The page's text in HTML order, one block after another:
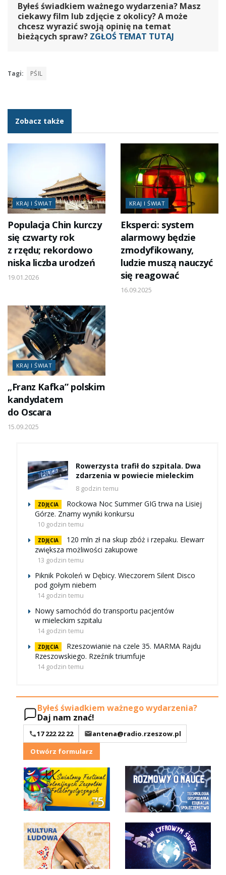
Byłeś świadkiem ważnego wydarzenia? Masz
ciekawy film lub zdjęcie z okolicy? A może
chcesz wyrazić swoją opinię na temat
bieżących spraw? ZGŁOŚ TEMAT TUTAJ
Tagi: PŚIL
Zobacz także
KRAJ I ŚWIAT
Populacja Chin kurczy
się czwarty rok
z rzędu; rekordowo
niska liczba urodzeń
19.01.2026
KRAJ I ŚWIAT
Eksperci: system
alarmowy będzie
zmodyfikowany,
ludzie muszą nauczyć
się reagować
16.09.2025
KRAJ I ŚWIAT
„Franz Kafka” polskim
kandydatem
do Oscara
15.09.2025
Rowerzysta trafił do szpitala. Dwa
zdarzenia w powiecie mieleckim
8 godzin temu
ZDJĘCIA
Rockowa Noc Summer GIG trwa na Lisiej
Górze. Znamy wyniki konkursu
10 godzin temu
ZDJĘCIA
120 mln zł na skup zbóż i rzepaku. Elewarr
zwiększa możliwości zakupowe
13 godzin temu
Piknik Pokoleń w Dębicy. Wieczorem Silent Disco
pod gołym niebem
14 godzin temu
Nowy samochód do transportu pacjentów
w mieleckim szpitalu
14 godzin temu
ZDJĘCIA
Rzeszowianie na czele 35. MARMA Rajdu
Rzeszowskiego. Rzeźnik triumfuje
14 godzin temu
Byłeś świadkiem ważnego wydarzenia?
Daj nam znać!
17 222 22 22
antena@radio.rzeszow.pl
Otwórz formularz